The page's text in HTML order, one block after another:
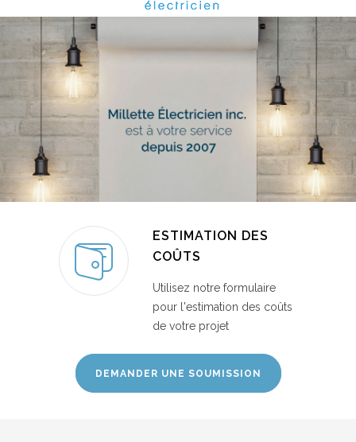
ESTIMATION DES
COÛTS
Utilisez notre formulaire
pour l'estimation des coûts
de votre projet
DEMANDER UNE SOUMISSION